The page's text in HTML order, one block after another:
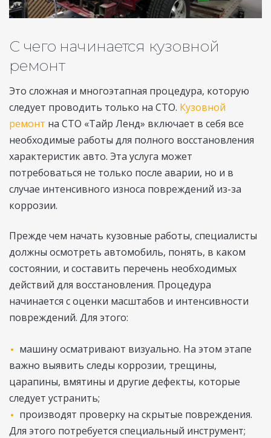
С чего начинается кузовной
ремонт
Это сложная и многоэтапная процедура, которую
следует проводить только на СТО. Кузовной
ремонт на СТО «Тайр Ленд» включает в себя все
необходимые работы для полного восстановления
характеристик авто. Эта услуга может
потребоваться не только после аварии, но и в
случае интенсивного износа повреждений из-за
коррозии.
Прежде чем начать кузовные работы, специалисты
должны осмотреть автомобиль, понять, в каком
состоянии, и составить перечень необходимых
действий для восстановления. Процедура
начинается с оценки масштабов и интенсивности
повреждений. Для этого:
машину осматривают визуально. На этом этапе
важно выявить следы коррозии, трещины,
царапины, вмятины и другие дефекты, которые
следует устранить;
производят проверку на скрытые повреждения.
Для этого потребуется специальный инструмент;